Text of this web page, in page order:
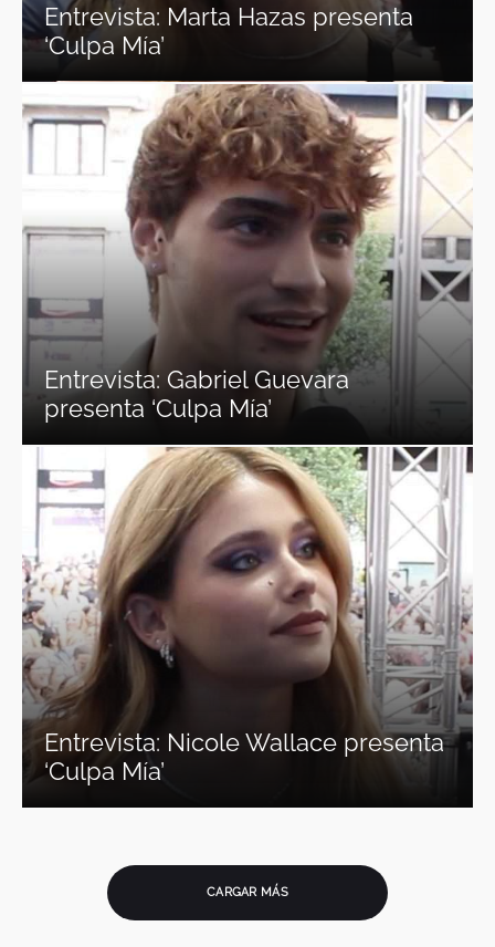
Entrevista: Marta Hazas presenta
‘Culpa Mía’
Entrevista: Gabriel Guevara
presenta ‘Culpa Mía’
Entrevista: Nicole Wallace presenta
‘Culpa Mía’
CARGAR MÁS